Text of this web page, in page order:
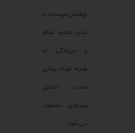
پوشیدن میپسندد و
نشان دهنده نشاط
و سرزندگی به
همراه شیک پوشی
است، استایل
تینیجری محسوب
می شود.